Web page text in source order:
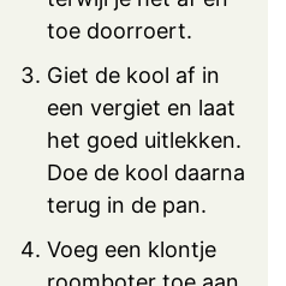
toe doorroert.
Giet de kool af in
een vergiet en laat
het goed uitlekken.
Doe de kool daarna
terug in de pan.
Voeg een klontje